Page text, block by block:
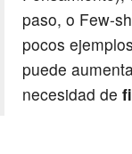
paso, o Few-
pocos
puede
necesidad de